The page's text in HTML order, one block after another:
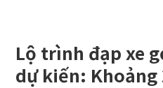
Lộ trình đạp xe
dự kiến: Khoảng